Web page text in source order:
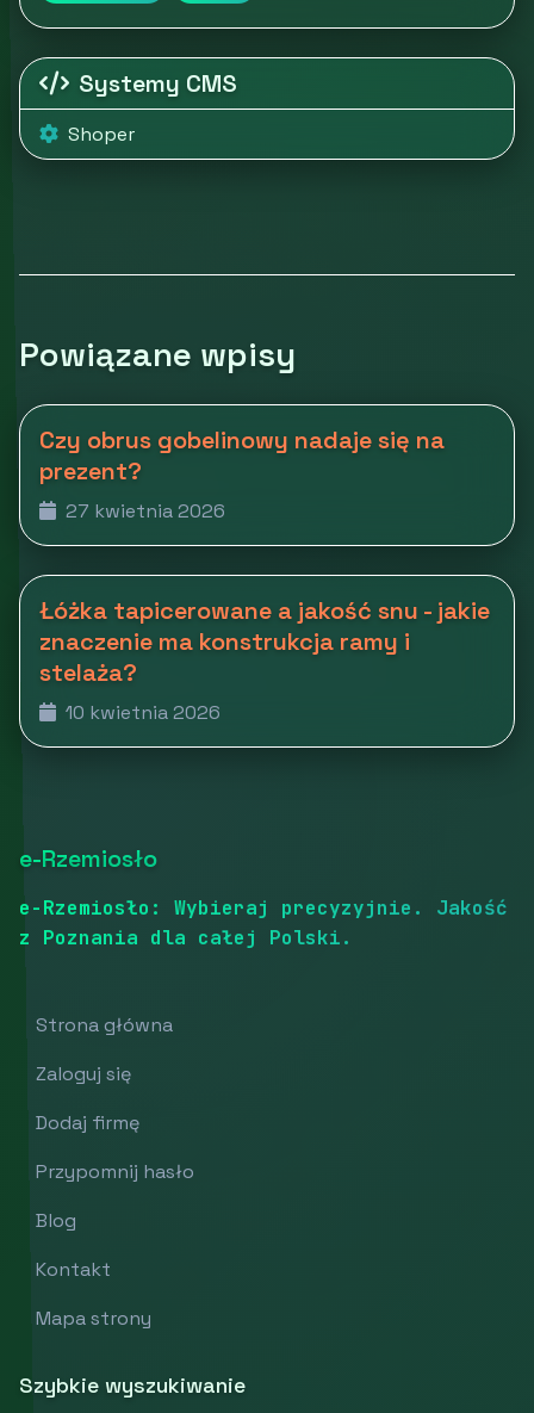
Systemy CMS
Shoper
Powiązane wpisy
Czy obrus gobelinowy nadaje się na
prezent?
27 kwietnia 2026
Łóżka tapicerowane a jakość snu - jakie
znaczenie ma konstrukcja ramy i
stelaża?
10 kwietnia 2026
e-Rzemiosło
e-Rzemiosło: Wybieraj precyzyjnie. Jakość
z Poznania dla całej Polski.
Strona główna
Zaloguj się
Dodaj firmę
Przypomnij hasło
Blog
Kontakt
Mapa strony
Szybkie wyszukiwanie